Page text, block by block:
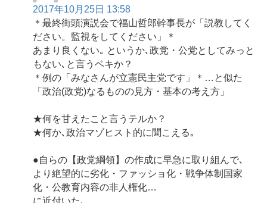
2017年10月25日 13:58
＊最終街頭演説会で福山哲郎幹事長が「説教してく
ださい。監視をしてください」＊
あまり良くない｡ というか､政党・公党としてみっと
もない､と言うベキか？
＊例の「みなさんが立憲民主党です」＊…と似た
「政治(政党)なるものの見方・基本の考え方」
★何を甘えたこと言うテルか？
★何か､政治マゾヒスト的に聞こえる｡
●自らの【政党綱領】の作成に早急に取り組んで､
より絶望的に劣化・ファッショ化・戦争体制国家
化・公教育内容の非人権化…